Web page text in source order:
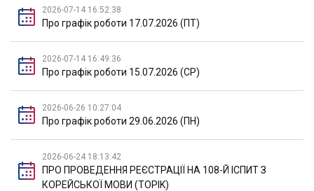
2026-07-14 16:52:38
Про графік роботи 17.07.2026 (ПТ)
2026-07-14 16:49:36
Про графік роботи 15.07.2026 (СР)
2026-06-26 10:27:04
Про графік роботи 29.06.2026 (ПН)
2026-06-24 18:13:42
ПРО ПРОВЕДЕННЯ РЕЄСТРАЦІЇ НА 108-Й ІСПИТ З
КОРЕЙСЬКОЇ МОВИ (TOPIK)